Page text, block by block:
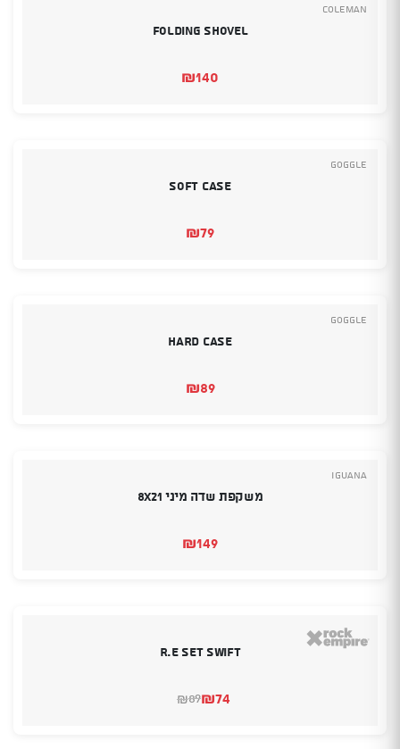
Coleman
Folding Shovel
₪140
Goggle
Soft Case
₪79
Goggle
Hard Case
₪89
Iguana
משקפת שדה מיני 8X21
₪149
R.E set swift
₪89
המחיר₪74
המחיר